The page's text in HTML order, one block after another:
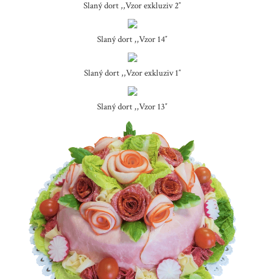
Slaný dort ,,Vzor exkluziv 2″
Slaný dort ,,Vzor 14″
Slaný dort ,,Vzor exkluziv 1″
Slaný dort ,,Vzor 13″